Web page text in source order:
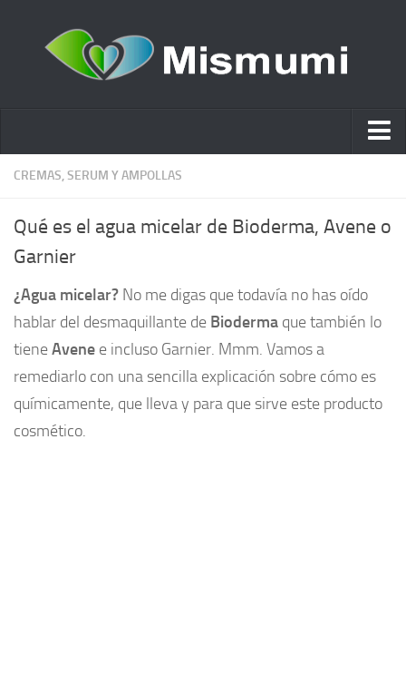
Ácido hialurónico
Estética y Belleza
Nutrición
Otras Categorías
Acidos
Embarazo
Plantas medicinales
CREMAS, SERUM Y AMPOLLAS
Qué es el agua micelar de Bioderma, Avene o
Garnier
¿Agua micelar? No me digas que todavía no has oído
hablar del desmaquillante de Bioderma que también lo
tieneAvene e incluso Garnier. Mmm. Vamos a
remediarlo con una sencilla explicación sobre cómo es
químicamente, que lleva y para que sirve este producto
cosmético.